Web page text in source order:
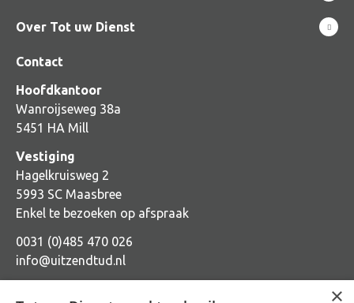
Over Tot uw Dienst
Contact
Hoofdkantoor
Wanroijseweg 38a
5451 HA Mill
Vestiging
Hagelkruisweg 2
5993 SC Maasbree
Enkel te bezoeken op afspraak
0031 (0)485 470 026
info@uitzendtud.nl
×